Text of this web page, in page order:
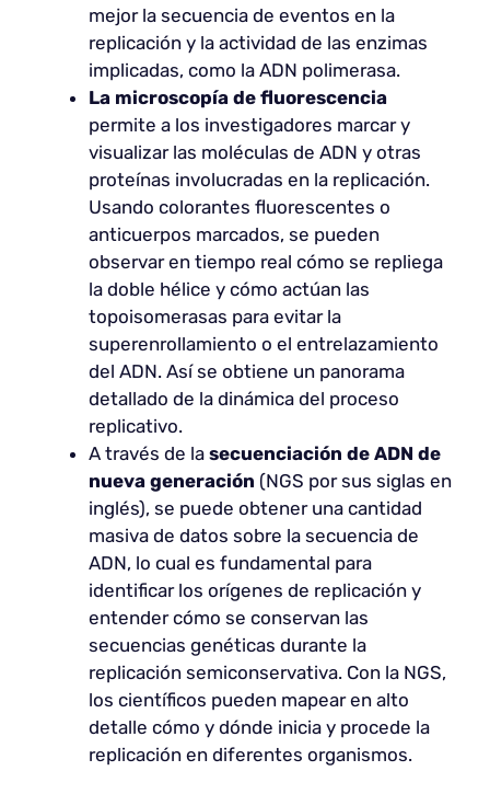
mejor la secuencia de eventos en la
replicación y la actividad de las enzimas
implicadas, como la ADN polimerasa.
La microscopía de fluorescencia
permite a los investigadores marcar y
visualizar las moléculas de ADN y otras
proteínas involucradas en la replicación.
Usando colorantes fluorescentes o
anticuerpos marcados, se pueden
observar en tiempo real cómo se repliega
la doble hélice y cómo actúan las
topoisomerasas para evitar la
superenrollamiento o el entrelazamiento
del ADN. Así se obtiene un panorama
detallado de la dinámica del proceso
replicativo.
A través de la secuenciación de ADN de
nueva generación (NGS por sus siglas en
inglés), se puede obtener una cantidad
masiva de datos sobre la secuencia de
ADN, lo cual es fundamental para
identificar los orígenes de replicación y
entender cómo se conservan las
secuencias genéticas durante la
replicación semiconservativa. Con la NGS,
los científicos pueden mapear en alto
detalle cómo y dónde inicia y procede la
replicación en diferentes organismos.